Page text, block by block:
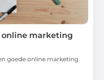
online marketing
goede online marketing